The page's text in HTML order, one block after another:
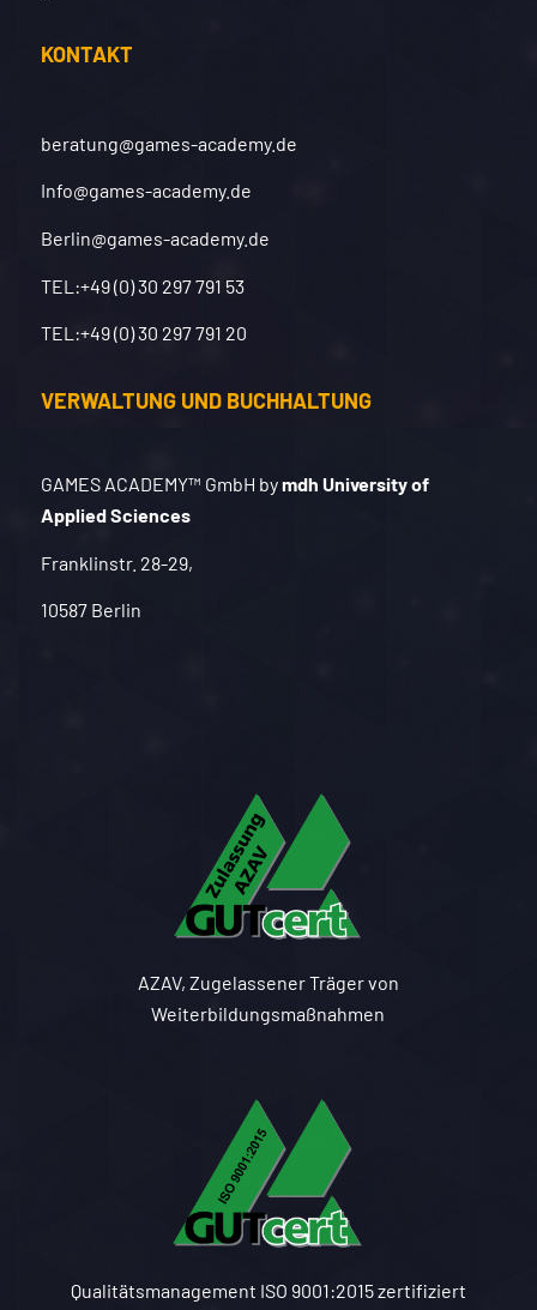
KONTAKT
beratung@games-academy.de
Info@games-academy.de
Berlin@games-academy.de
TEL:+49 (0) 30 297 791 53
TEL:+49 (0) 30 297 791 20
VERWALTUNG UND BUCHHALTUNG
GAMES ACADEMY™ GmbH bymdh University of
Applied Sciences
Franklinstr. 28-29,
10587 Berlin
AZAV, Zugelassener Träger von
Weiterbildungsmaßnahmen
Qualitätsmanagement ISO 9001:2015 zertifiziert